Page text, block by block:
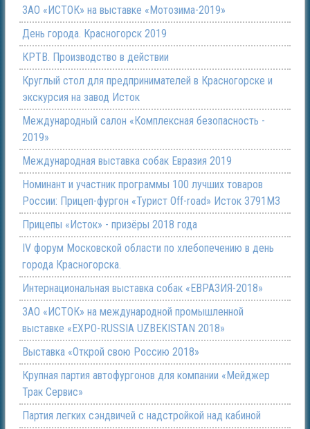
ЗАО «ИСТОК» на выставке «Мотозима-2019»
День города. Красногорск 2019
КРТВ. Производство в действии
Круглый стол для предпринимателей в Красногорске и
экскурсия на завод Исток
Международный салон «Комплексная безопасность -
2019»
Международная выставка собак Евразия 2019
Номинант и участник программы 100 лучших товаров
России: Прицеп-фургон «Турист Off-road» Исток 3791М3
Прицепы «Исток» - призёры 2018 года
IV форум Московской области по хлебопечению в день
города Красногорска.
Интернациональная выставка собак «ЕВРАЗИЯ-2018»
ЗАО «ИСТОК» на международной промышленной
выставке «EXPO-RUSSIA UZBEKISTAN 2018»
Выставка «Открой свою Россию 2018»
Крупная партия автофургонов для компании «Мейджер
Трак Сервис»
Партия легких сэндвичей с надстройкой над кабиной